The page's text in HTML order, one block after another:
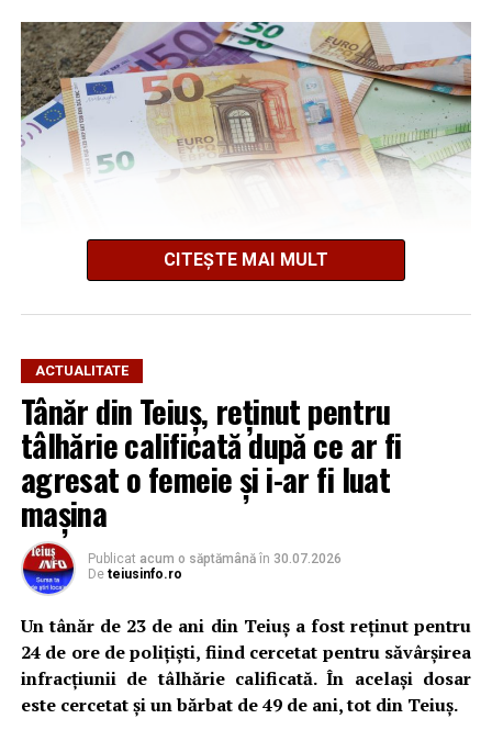
Cum s-a produs spargerea
Potrivit informațiilor din dosar și declarațiilor
persoanelor vătămate, în noaptea de 3 spre 4 iulie 2026,
locuința familiei Șerban-Rezmiveș din Teiuș a fost spartă
în timp ce proprietarii se aflau în municipiul Alba Iulia.
Familia susține că deplasarea la Alba Iulia ar fi fost
determinată de un pretext legat de o presupusă
tranzacție imobiliară, iar hoții ar fi profitat de absența
proprietarilor pentru a pătrunde în locuință.
Din casă au fost sustrase 145.400 de euro, alți 6.700 de
euro, 1.000 de franci elvețieni și aproximativ un
kilogram de bijuterii din aur. Valoarea totală a
CITEȘTE MAI MULT
ACTUALITATE
Tânăr din Teiuș, reținut pentru
tâlhărie calificată după ce ar fi
agresat o femeie și i-ar fi luat
mașina
Publicat acum o săptămână în 30.07.2026
De teiusinfo.ro
Un tânăr de 23 de ani din Teiuș a fost reținut pentru
24 de ore de polițiști, fiind cercetat pentru săvârșirea
infracțiunii de tâlhărie calificată. În același dosar
este cercetat și un bărbat de 49 de ani, tot din Teiuș.